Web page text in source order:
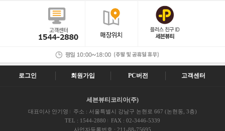
로그인 회원가입 PC버전 고객센터
세븐뷰티코리아(주)
대표이사 안기영
주소 : 서울특별시 강남구 논현로 667 (논현동, 3층)
TEL : 1544-2880
FAX : 02-3446-5339
사업자등록번호 : 211-88-75695